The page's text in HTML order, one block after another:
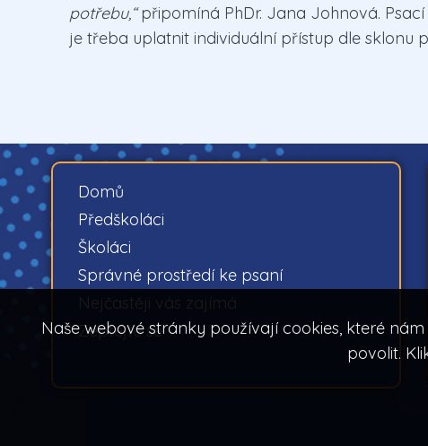
potřebu,“připomíná PhDr. Jana Johnová.
je třeba uplatnit individuální přístup dle sklonu
Domů
Předškoláci
Školáci
Správné prostředí ke psaní
Zeptejte se
Naše webové stránky používají cookies, které
povolit.